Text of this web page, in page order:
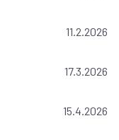
11.2.2026
17.3.2026
15.4.2026